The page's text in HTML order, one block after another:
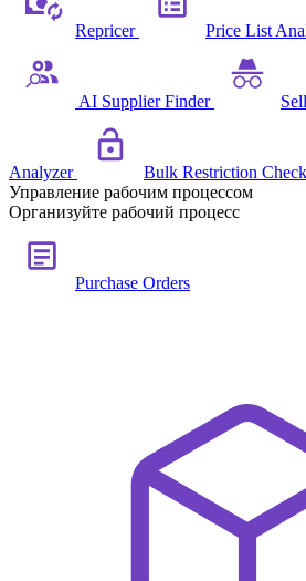
Repricer Price List
AI Supplier Finder
Analyzer Bulk Restriction
Управление рабочим процессом
Организуйте рабочий процесс
Purchase Orders